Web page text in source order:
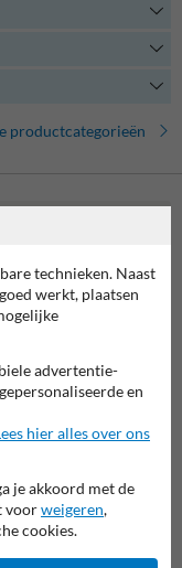
en bieden een
bent in het
productcategorieën
of vul het
technieken. Naast
werkt, plaatsen
advertentie-
en
hier alles over ons
je akkoord met de
voorweigeren,
cookies.